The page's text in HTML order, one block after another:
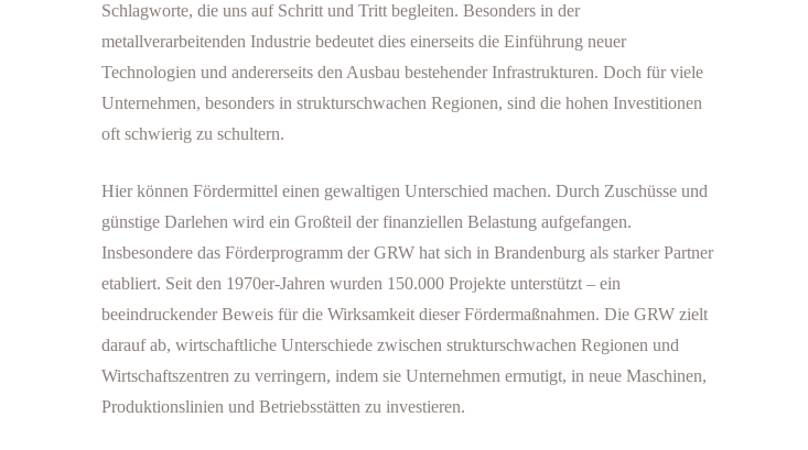
Schlagworte, die uns auf Schritt und Tritt begleiten. Besonders in der
metallverarbeitenden Industrie bedeutet dies einerseits die Einführung neuer
Technologien und andererseits den Ausbau bestehender Infrastrukturen. Doch für viele
Unternehmen, besonders in strukturschwachen Regionen, sind die hohen Investitionen
oft schwierig zu schultern.
Hier können Fördermittel einen gewaltigen Unterschied machen. Durch Zuschüsse und
günstige Darlehen wird ein Großteil der finanziellen Belastung aufgefangen.
Insbesondere das Förderprogramm der GRW hat sich in Brandenburg als starker Partner
etabliert. Seit den 1970er-Jahren wurden 150.000 Projekte unterstützt – ein
beeindruckender Beweis für die Wirksamkeit dieser Fördermaßnahmen. Die GRW zielt
darauf ab, wirtschaftliche Unterschiede zwischen strukturschwachen Regionen und
Wirtschaftszentren zu verringern, indem sie Unternehmen ermutigt, in neue Maschinen,
Produktionslinien und Betriebsstätten zu investieren.